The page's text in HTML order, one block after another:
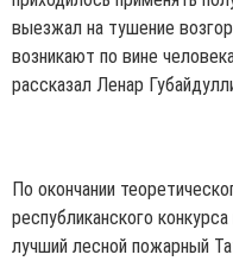
выезжал на тушение
возникают по вине
рассказал Ленар
По окончании
республиканского
лучший лесной пожарный